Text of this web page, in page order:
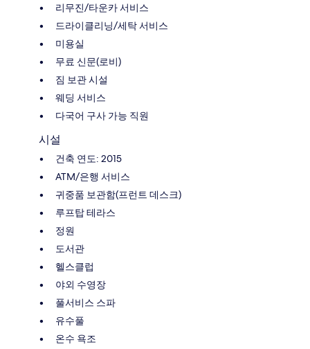
리무진/타운카 서비스
드라이클리닝/세탁 서비스
미용실
무료 신문(로비)
짐 보관 시설
웨딩 서비스
다국어 구사 가능 직원
시설
건축 연도: 2015
ATM/은행 서비스
귀중품 보관함(프런트 데스크)
루프탑 테라스
정원
도서관
헬스클럽
야외 수영장
풀서비스 스파
유수풀
온수 욕조